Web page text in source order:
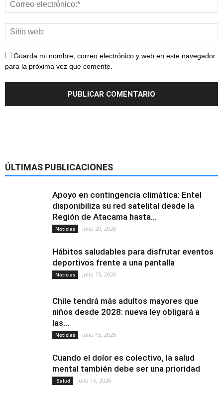
Guarda mi nombre, correo electrónico y web en este navegador
para la próxima vez que comente.
ÚLTIMAS PUBLICACIONES
Apoyo en contingencia climática: Entel
disponibiliza su red satelital desde la
Región de Atacama hasta...
Noticias julio 20, 2026
Hábitos saludables para disfrutar eventos
deportivos frente a una pantalla
Noticias julio 15, 2026
Chile tendrá más adultos mayores que
niños desde 2028: nueva ley obligará a
las...
Noticias julio 15, 2026
Cuando el dolor es colectivo, la salud
mental también debe ser una prioridad
Salud julio 15, 2026